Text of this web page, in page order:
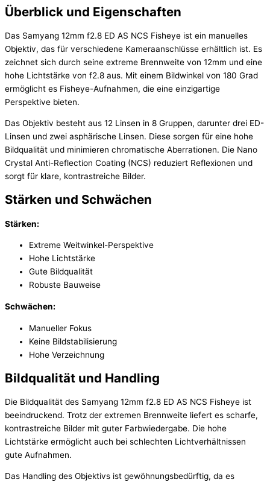
Überblick und Eigenschaften
Das Samyang 12mm f2.8 ED AS NCS Fisheye ist ein manuelles
Objektiv, das für verschiedene Kameraanschlüsse erhältlich ist. Es
zeichnet sich durch seine extreme Brennweite von 12mm und eine
hohe Lichtstärke von f2.8 aus. Mit einem Bildwinkel von 180 Grad
ermöglicht es Fisheye-Aufnahmen, die eine einzigartige
Perspektive bieten.
Das Objektiv besteht aus 12 Linsen in 8 Gruppen, darunter drei ED-
Linsen und zwei asphärische Linsen. Diese sorgen für eine hohe
Bildqualität und minimieren chromatische Aberrationen. Die Nano
Crystal Anti-Reflection Coating (NCS) reduziert Reflexionen und
sorgt für klare, kontrastreiche Bilder.
Stärken und Schwächen
Stärken:
Extreme Weitwinkel-Perspektive
Hohe Lichtstärke
Gute Bildqualität
Robuste Bauweise
Schwächen:
Manueller Fokus
Keine Bildstabilisierung
Hohe Verzeichnung
Bildqualität und Handling
Die Bildqualität des Samyang 12mm f2.8 ED AS NCS Fisheye ist
beeindruckend. Trotz der extremen Brennweite liefert es scharfe,
kontrastreiche Bilder mit guter Farbwiedergabe. Die hohe
Lichtstärke ermöglicht auch bei schlechten Lichtverhältnissen
gute Aufnahmen.
Das Handling des Objektivs ist gewöhnungsbedürftig, da es